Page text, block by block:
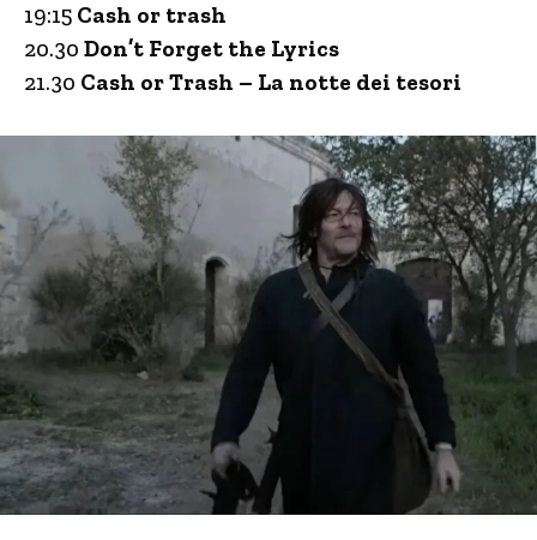
19:15 Cash or trash
20.30 Don’t Forget the Lyrics
21.30 Cash or Trash – La notte dei tesori